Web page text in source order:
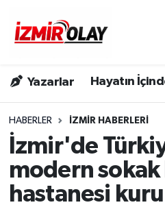
Yazarlar Hayatın
HABERLER İZMIR HABERLERI
İzmir'de
modern sokak
hastanesi
Konak Trafik Yoğunluk
Süper Lig Puan Durumu
Tüm Manşetler
Son Dakika Haberleri